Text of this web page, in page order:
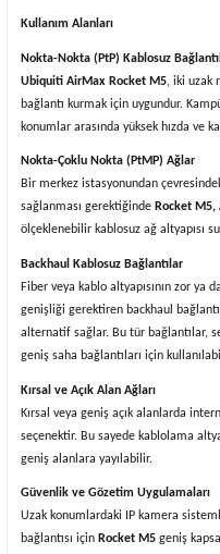
Kullanım Alanları
Nokta-Nokta (PtP) Kablosuz
Ubiquiti AirMax Rocket M5, iki uzak
bağlantı kurmak için uygundur.
konumlar arasında yüksek hızda ve
Nokta-Çoklu Nokta (PtMP) Ağlar
Bir merkez istasyonundan
sağlanması gerektiğinde Rocket
ölçeklenebilir kablosuz ağ altyapısı
Backhaul Kablosuz Bağlantılar
Fiber veya kablo altyapısının zor
genişliği gerektiren backhaul
alternatif sağlar. Bu tür bağlantılar,
geniş saha bağlantıları için
Kırsal ve Açık Alan Ağları
Kırsal veya geniş açık alanlarda
seçenektir. Bu sayede kablolama
geniş alanlara yayılabilir.
Güvenlik ve Gözetim Uygulamaları
Uzak konumlardaki IP kamera
bağlantısı için Rocket M5 geniş